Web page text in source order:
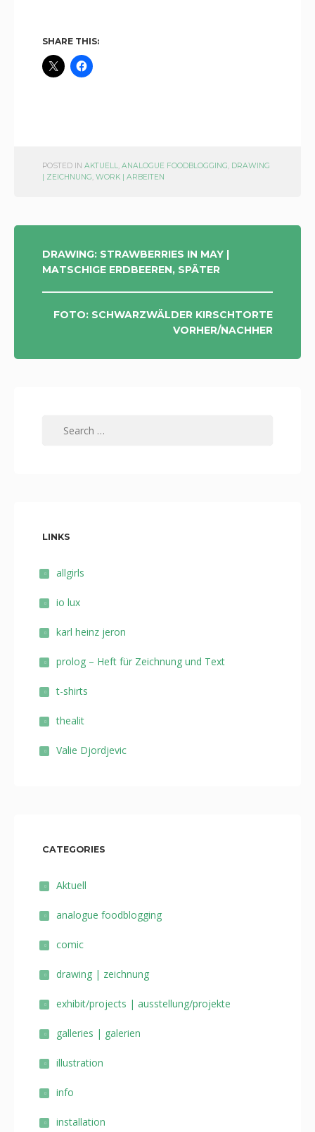
SHARE THIS:
POSTED IN AKTUELL, ANALOGUE FOODBLOGGING, DRAWING
| ZEICHNUNG, WORK | ARBEITEN
POST
NAVIGATION
DRAWING: STRAWBERRIES IN MAY |
MATSCHIGE ERDBEEREN, SPÄTER
FOTO: SCHWARZWÄLDER KIRSCHTORTE
VORHER/NACHHER
LINKS
allgirls
io lux
karl heinz jeron
prolog – Heft für Zeichnung und Text
t-shirts
thealit
Valie Djordjevic
CATEGORIES
Aktuell
analogue foodblogging
comic
drawing | zeichnung
exhibit/projects | ausstellung/projekte
galleries | galerien
illustration
info
installation